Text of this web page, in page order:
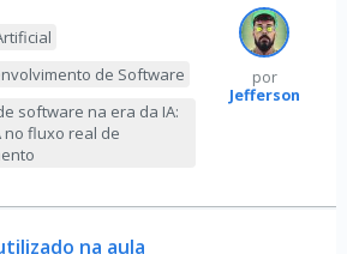
de Software
software na era da IA:
no fluxo real de
por
Jefferson
na aula